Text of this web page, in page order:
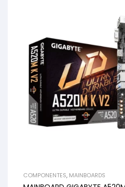
COMPONENTES, MAINBOARDS